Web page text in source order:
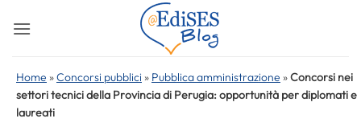
Home »Concorsi pubblici » Pubblica amministrazione »Concorsi nei
settori tecnici della Provincia di Perugia: opportunità per diplomati e
laureati